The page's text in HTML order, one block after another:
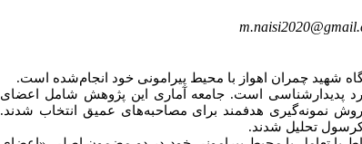
شهید چمران اهواز با محیط پیرامونی خود انجام‌شده است.
پدیدارشناسی است. جامعه آماری این پژوهش شامل اعضای
نمونه‌گیری هدفمند برای مصاحبه‌های عمیق انتخاب شدند.
کرسول تحلیل شدند.